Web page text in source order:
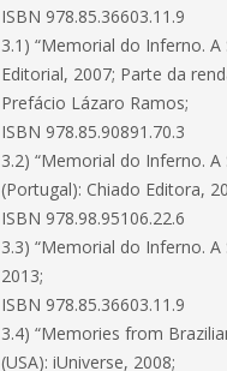
ISBN 978.85.36603.11.9
3.1) “Memorial do Inferno. A
Editorial, 2007; Parte da
Prefácio Lázaro Ramos;
ISBN 978.85.90891.70.3
3.2) “Memorial do Inferno. A
(Portugal): Chiado Editora,
ISBN 978.98.95106.22.6
3.3) “Memorial do Inferno. A
2013;
ISBN 978.85.36603.11.9
3.4) “Memories from
(USA): iUniverse, 2008;